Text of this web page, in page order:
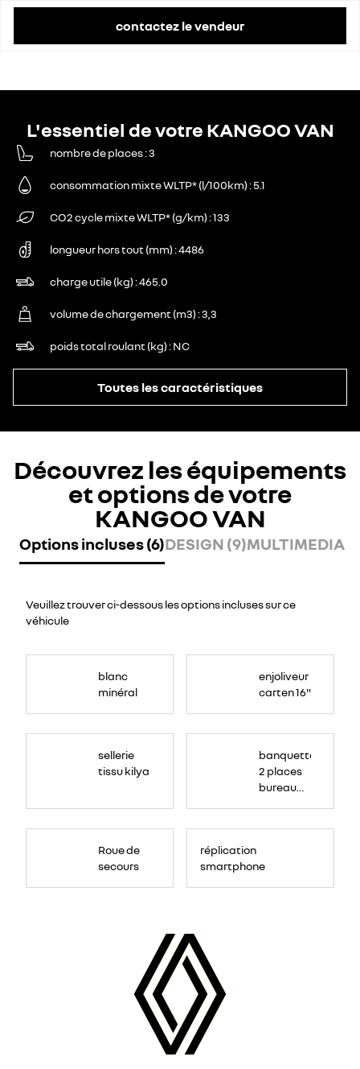
contactez le vendeur
L'essentiel de votre KANGOO VAN
nombre de places 3
consommation mixte WLTP* (l/100km) 5.1
CO2 cycle mixte WLTP* (g/km) 133
longueur hors tout (mm) 4486
charge utile (kg) 465.0
volume de chargement (m3) 3,3
poids total roulant (kg) NC
Toutes les caractéristiques
Découvrez les équipements
et options de votre
KANGOO VAN
Options incluses (6)DESIGN (9)MULTIMEDIA
Veuillez trouver ci-dessous les options incluses sur ce
véhicule
blanc
minéral
enjoliveur
carten 16"
sellerie
tissu kilya
banquette
2 places
bureau
Roue de
secours
réplication
smartphone